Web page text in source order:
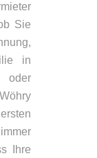
Sie
in
oder
Ihre